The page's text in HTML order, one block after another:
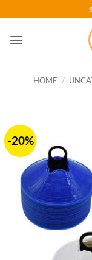
naar
inhoud
HOME /
-20%